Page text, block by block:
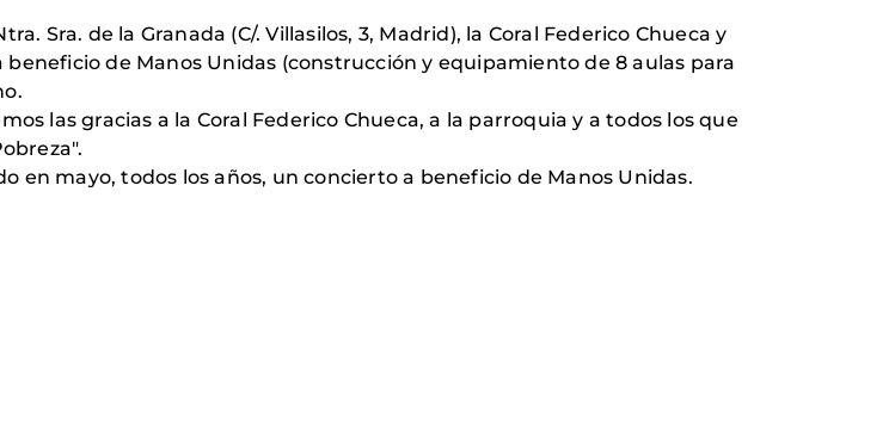
Sra. de la Granada (C/. Villasilos, 3, Madrid), la Coral Federico Chueca y
de Manos Unidas (construcción y equipamiento de 8 aulas para
las gracias a la Coral Federico Chueca, a la parroquia y a todos los que
en mayo, todos los años, un concierto a beneficio de Manos Unidas.